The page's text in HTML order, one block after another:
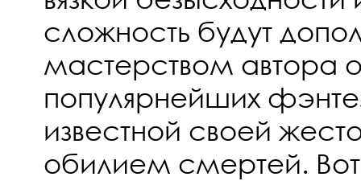
сложность будут
мастерством автора
популярнейших
известной своей
обилием смертей. Вот